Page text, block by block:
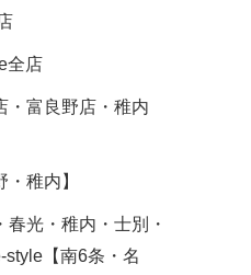
全店
・富良野店・稚内
稚内】
光・稚内・士別・
【南6条・名